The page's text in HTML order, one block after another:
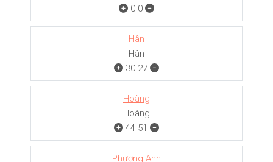
0 0
Hân
Hân
30 27
Hoàng
Hoàng
44 51
Phương Anh